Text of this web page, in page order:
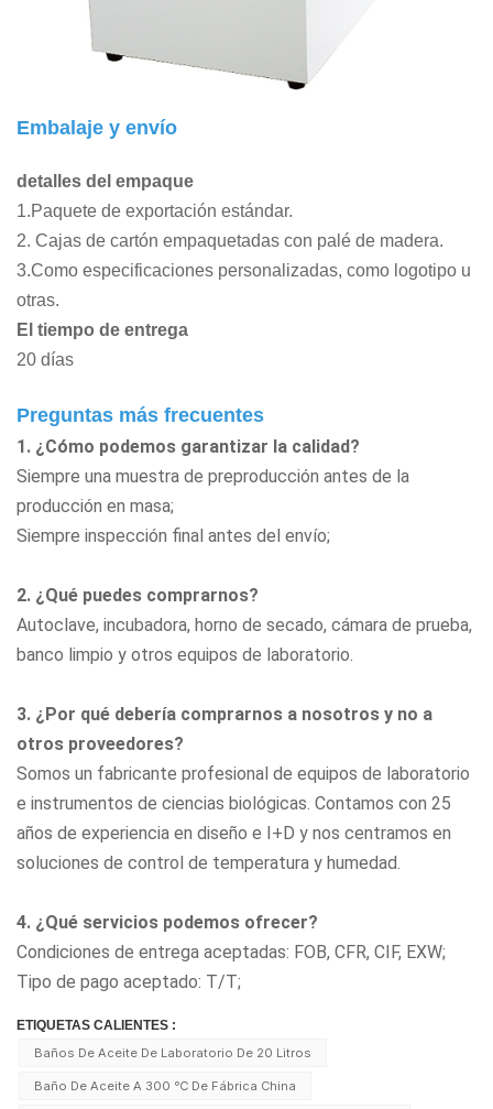
Embalaje y envío
detalles del empaque
1.Paquete de exportación estándar.
2. Cajas de cartón empaquetadas con palé de madera.
3.Como especificaciones personalizadas, como logotipo u
otras.
El tiempo de entrega
20 días
Preguntas más frecuentes
1. ¿Cómo podemos garantizar la calidad?
Siempre una muestra de preproducción antes de la
producción en masa;
Siempre inspección final antes del envío;
2. ¿Qué puedes comprarnos?
Autoclave, incubadora, horno de secado, cámara de prueba,
banco limpio y otros equipos de laboratorio.
3. ¿Por qué debería comprarnos a nosotros y no a
otros proveedores?
Somos un fabricante profesional de equipos de laboratorio
e instrumentos de ciencias biológicas. Contamos con 25
años de experiencia en diseño e I+D y nos centramos en
soluciones de control de temperatura y humedad.
4. ¿Qué servicios podemos ofrecer?
Condiciones de entrega aceptadas: FOB, CFR, CIF, EXW;
Tipo de pago aceptado: T/T;
ETIQUETAS CALIENTES :
Baños De Aceite De Laboratorio De 20 Litros
Baño De Aceite A 300 ℃ De Fábrica China